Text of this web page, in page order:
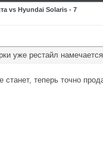
vs Hyundai Solaris - 7
уже рестайл
теперь точно